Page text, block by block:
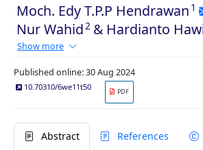
Moch. Edy T.P.P Hendrawan 1
Nur Wahid2 & Hardianto
Show more
Published online: 30 Aug 2024
10.70310/6we11t50 PDF
Abstract References